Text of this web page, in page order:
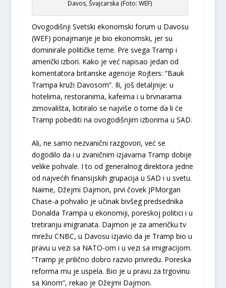
Davos, Švajcarska (Foto: WEF)
Ovogodišnji Svetski ekonomski forum u Davosu
(WEF) ponajmanje je bio ekonomski, jer su
dominirale političke teme. Pre svega Tramp i
američki izbori. Kako je već napisao jedan od
komentatora britanske agencije Rojters: “Bauk
Trampa kruži Davosom”. Ili, još detaljnije: u
hotelima, restoranima, kafeima i u brvnarama
zimovališta, licitiralo se najviše o tome da li će
Tramp pobediti na ovogodišnjim izborima u SAD.
Ali, ne samo nezvanični razgovori, već se
dogodilo da i u zvaničnim izjavama Tramp dobije
velike pohvale. I to od generalnog direktora jedne
od najvećih finansijskih grupacija u SAD i u svetu.
Naime, Džejmi Dajmon, prvi čovek JPMorgan
Chase-a pohvalio je učinak bivšeg predsednika
Donalda Trampa u ekonomiji, poreskoj politici i u
tretiranju imigranata. Dajmon je za američku tv
mrežu CNBC, u Davosu izjavio da je Tramp bio u
pravu u vezi sa NATO-om i u vezi sa imigracijom.
“Tramp je prilično dobro razvio privredu. Poreska
reforma mu je uspela. Bio je u pravu za trgovinu
sa Kinom”, rekao je Džejmi Dajmon.